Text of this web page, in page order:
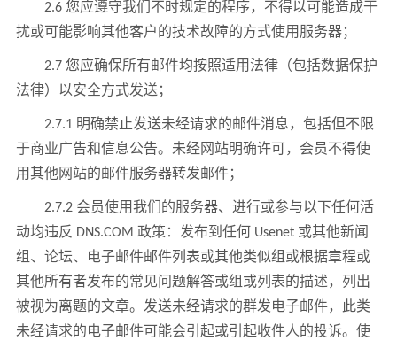
2.6 您应遵守我们不时规定的程序，不得以可能造成干
扰或可能影响其他客户的技术故障的方式使用服务器；
2.7 您应确保所有邮件均按照适用法律（包括数据保护
法律）以安全方式发送；
2.7.1 明确禁止发送未经请求的邮件消息，包括但不限
于商业广告和信息公告。未经网站明确许可，会员不得使
用其他网站的邮件服务器转发邮件；
2.7.2 会员使用我们的服务器、进行或参与以下任何活
动均违反 DNS.COM 政策：发布到任何 Usenet 或其他新闻
组、论坛、电子邮件邮件列表或其他类似组或根据章程或
其他所有者发布的常见问题解答或组或列表的描述，列出
被视为离题的文章。发送未经请求的群发电子邮件，此类
未经请求的电子邮件可能会引起或引起收件人的投诉。使